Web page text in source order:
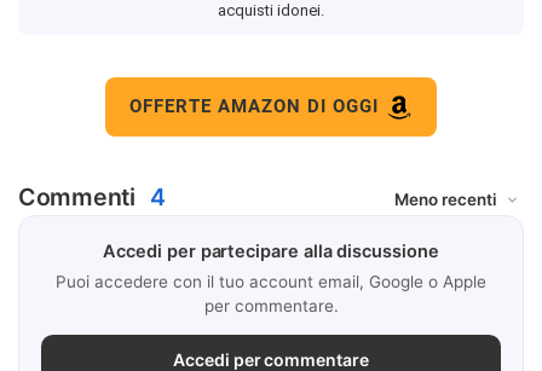
acquisti idonei.
OFFERTE AMAZON DI OGGI
Commenti 4
Accedi per partecipare alla discussione
Puoi accedere con il tuo account email, Google o Apple
per commentare.
Accedi per commentare